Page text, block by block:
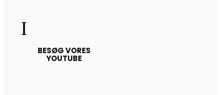
I
BESØG VORES
YOUTUBE